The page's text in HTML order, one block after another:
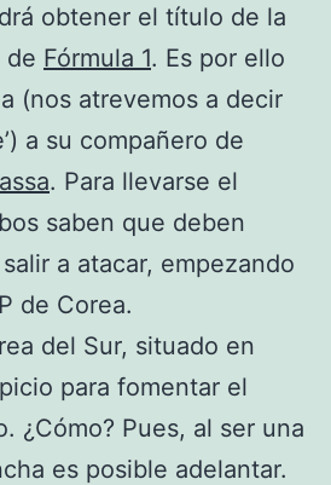
obtener el título de la
de Fórmula 1. Es por ello
(nos atrevemos a decir
a su compañero de
. Para llevarse el
saben que deben
a atacar, empezando
de Corea.
del Sur, situado en
para fomentar el
¿Cómo? Pues, al ser una
es posible adelantar.